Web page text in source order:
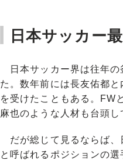
日本サッカー
日本サッカー界は往年の
た。数年前には長友佑都
を受けたこともある。FW
麻也のような人材も台頭し
だが総じて見るならば、
と呼ばれるポジションの選